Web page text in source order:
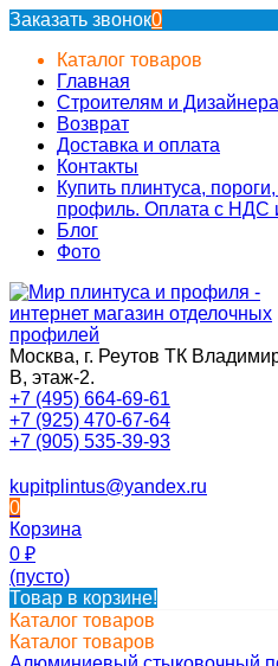
Заказать звонок0
Каталог товаров
Главная
Строителям и
Возврат
Доставка и оплата
Контакты
Купить плинтуса,
профиль. Оплата с
Блог
Фото
Москва, г. Реутов ТК
В, этаж-2.
+7 (495) 664-69-61
+7 (925) 470-67-64
+7 (905) 535-39-93
kupitplintus@yandex.ru
0
Корзина
0 ₽
(пусто)
Товар в корзине!
Каталог товаров
Каталог товаров